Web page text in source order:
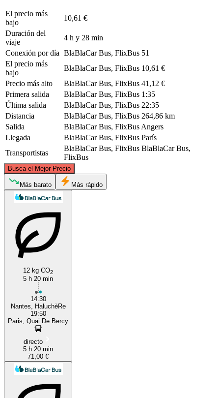
El precio más
bajo
10,61 €
Duración del
viaje
4 h y 28 min
Conexión por día BlaBlaCar Bus, FlixBus 51
El precio más
bajo
BlaBlaCar Bus, FlixBus 10,61 €
Precio más alto
BlaBlaCar Bus, FlixBus 41,12 €
Primera salida
BlaBlaCar Bus, FlixBus 1:35
Última salida
BlaBlaCar Bus, FlixBus 22:35
Distancia
BlaBlaCar Bus, FlixBus 264,86 km
Salida
BlaBlaCar Bus, FlixBus Angers
Llegada
BlaBlaCar Bus, FlixBus París
Transportistas
BlaBlaCar Bus, FlixBus BlaBlaCar Bus,
FlixBus
Busca el Mejor Precio
Angers
Más barato Más rápido
12 kg CO2
5 h 20 min
14:30
Nantes, HaluchèRe
19:50
Paris, Quai De Bercy
directo
5 h 20 min
71,00 €